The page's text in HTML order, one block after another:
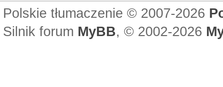
Polskie tłumaczenie © 2007-2026
Silnik forum MyBB, © 2002-2026